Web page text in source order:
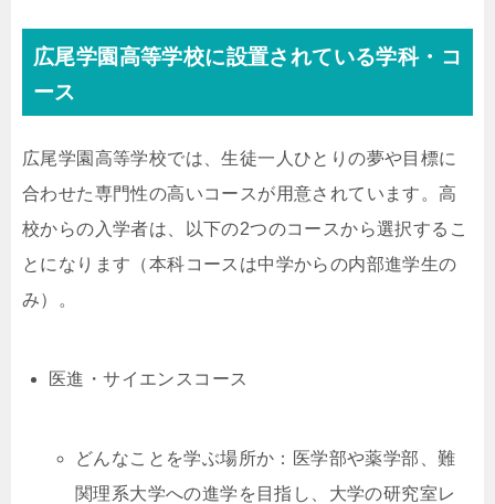
広尾学園高等学校に設置されている学科・コ
ース
広尾学園高等学校では、生徒一人ひとりの夢や目標に
合わせた専門性の高いコースが用意されています。高
校からの入学者は、以下の2つのコースから選択するこ
とになります（本科コースは中学からの内部進学生の
み）。
医進・サイエンスコース
どんなことを学ぶ場所か：医学部や薬学部、難
関理系大学への進学を目指し、大学の研究室レ